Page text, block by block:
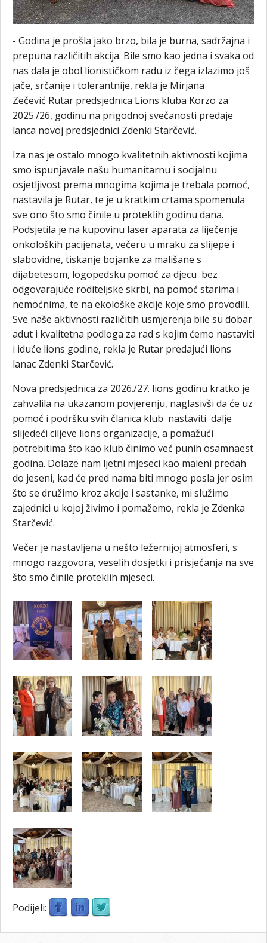
- Godina je prošla jako brzo, bila je burna, sadržajna i
prepuna različitih akcija. Bile smo kao jedna i svaka od
nas dala je obol lionističkom radu iz čega izlazimo još
jače, srčanije i tolerantnije, rekla je Mirjana
Zečević Rutar predsjednica Lions kluba Korzo za
2025./26, godinu na prigodnoj svečanosti predaje
lanca novoj predsjednici Zdenki Starčević.
Iza nas je ostalo mnogo kvalitetnih aktivnosti kojima
smo ispunjavale našu humanitarnu i socijalnu
osjetljivost prema mnogima kojima je trebala pomoć,
nastavila je Rutar, te je u kratkim crtama spomenula
sve ono što smo činile u proteklih godinu dana.
Podsjetila je na kupovinu laser aparata za liječenje
onkoloških pacijenata, večeru u mraku za slijepe i
slabovidne, tiskanje bojanke za mališane s
dijabetesom, logopedsku pomoć za djecu bez
odgovarajuće roditeljske skrbi, na pomoć starima i
nemoćnima, te na ekološke akcije koje smo provodili.
Sve naše aktivnosti različitih usmjerenja bile su dobar
adut i kvalitetna podloga za rad s kojim ćemo nastaviti
i iduće lions godine, rekla je Rutar predajući lions
lanac Zdenki Starčević.
Nova predsjednica za 2026./27. lions godinu kratko je
zahvalila na ukazanom povjerenju, naglasivši da će uz
pomoć i podršku svih članica klub nastaviti dalje
slijedeći ciljeve lions organizacije, a pomažući
potrebitima što kao klub činimo već punih osamnaest
godina. Dolaze nam ljetni mjeseci kao maleni predah
do jeseni, kad će pred nama biti mnogo posla jer osim
što se družimo kroz akcije i sastanke, mi služimo
zajednici u kojoj živimo i pomažemo, rekla je Zdenka
Starčević.
Večer je nastavljena u nešto ležernijoj atmosferi, s
mnogo razgovora, veselih dosjetki i prisjećanja na sve
što smo činile proteklih mjeseci.
Podijeli: